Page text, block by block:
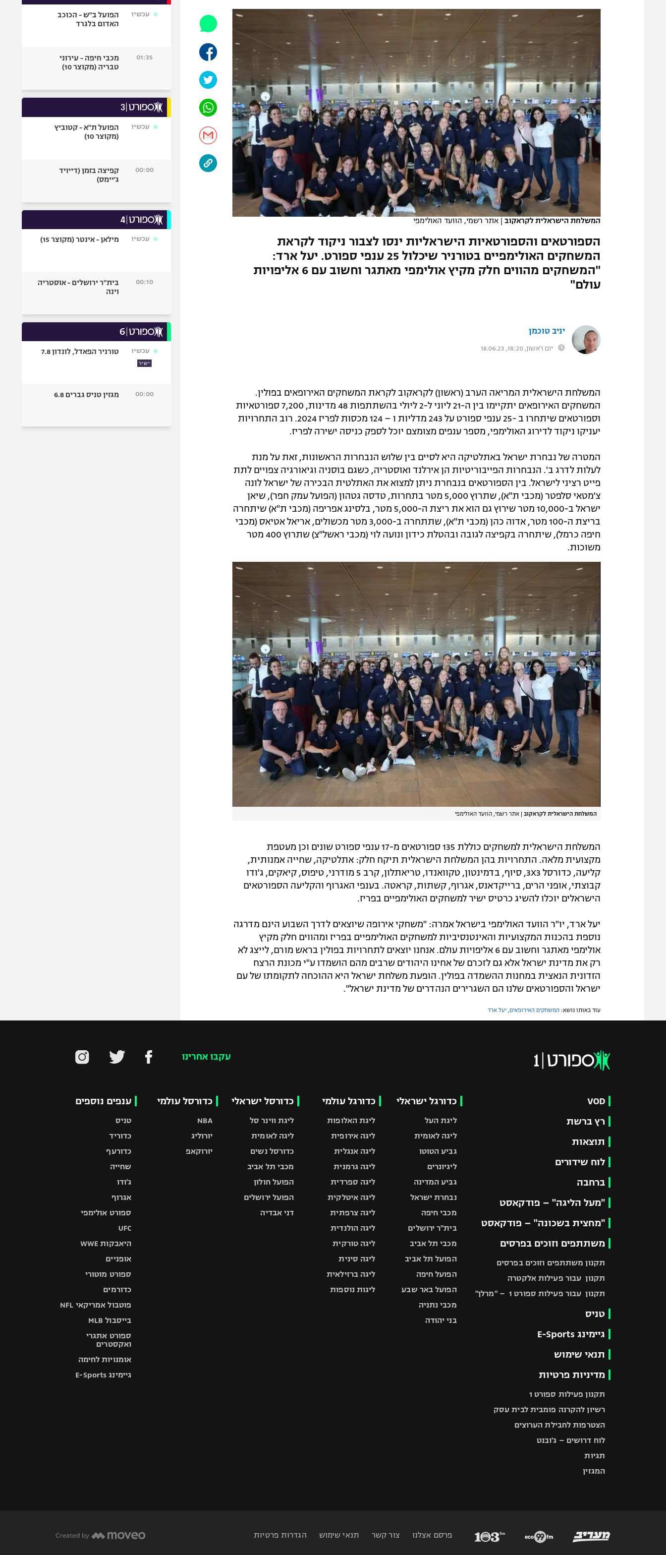
תקנון משתתפים וזוכים בפרסים
תקנון עבור פעילות אלקטרה
תקנון עבור פעילות ספורט 1 – "מרלן"
טניס
גיימינג E-Sports
תנאי שימוש
מדיניות פרטיות
תקנון פעילות ספורט 1
רשיון להקרנה פומבית לבית עסק
הצטרפות לחבילת הערוצים
לוח דרושים – ג'ובנט
המגזין
הפועל תל אביב
הפועל באר שבע
מכבי נתניה
בני יהודה
ליגה סינית
ליגה ברזילאית
ליגות נוספות
ספורט מוטורי
פוטבול אמריקאי NFL
בייסבול MLB
אומנויות לחימה
גיימינג E-Sports
המשלחת הישראלית לקראקוב | אתר רשמי, הוועד האולימפי
הספורטאים והספורטאיות הישראליות ינסו לצבור ניקוד לקראת
המשחקים האולימפיים בטורניר שיכלול 25 ענפי ספורט. יעל ארד:
"המשחקים מהווים חלק מקיץ אולימפי מאתגר וחשוב עם 6 אליפויות
עולם"
יניב טוכמן
יום ראשון, 18:20, 18.06.23
המשלחת הישראלית המריאה הערב (ראשון) לקראקוב לקראת המשחקים האירופאים בפולין.
המשחקים האירופאים יתקיימו בין ה-21 ליוני ל-2 ליולי בהשתתפות 48 מדינות, 7,200 ספורטאיות
וספורטאים שיתחרו ב -25 ענפי ספורט על 243 מדליות ו – 124 מכסות לפריז 2024. רוב התחרויות
יעניקו ניקוד לדירוג האולימפי, מספר ענפים מצומצם יוכל לספק כניסה ישירה לפריז.
המטרה של נבחרת ישראל באתלטיקה היא לסיים בין שלוש הנבחרות הראשונות, זאת על מנת
לעלות לדרג ב'. הנבחרות הפייבוריטיות הן אירלנד ואוסטריה, כשגם בוסניה וגיאורגיה צפויים לתת
פייט רציני לישראל. בין הספורטאים בנבחרת ניתן למצוא את האתלטית הבכירה של ישראל לונה
צ'מטאי סלפטר (מכבי ת"א), שתרוץ 5,000 מטר בתחרות, טדסה גטהון (הפועל עמק חפר), שיאן
ישראל ב-10,000 מטר שירוץ גם הוא את ריצת ה-5,000 מטר, בלסינג אפריפה (מכבי ת"א) שיתחרה
בריצת ה-100 מטר, אדוה כהן (מכבי ת"א), שתתחרה ב-3,000 מטר מכשולים, אריאל אטיאס (מכבי
חיפה כרמל), שיתחרה בקפיצה לגובה ובהטלת כידון ונועה לוי (מכבי ראשל"צ) שתרוץ 400 מטר
משוכות.
המשלחת הישראלית לקראקוב אתר רשמי, הוועד האולימפי
המשלחת הישראלית למשחקים כוללת 135 ספורטאים מ-17 ענפי ספורט שונים וכן מעטפת
מקצועית מלאה. התחרויות בהן המשלחת הישראלית תיקח חלק: אתלטיקה, שחייה אמנותית,
קליעה, כדורסל 3X3, סיוף, בדמינטון, טקוואנדו, טריאתלון, קרב 5 מודרני, טיפוס, קיאקים, ג'ודו
קבוצתי, אופני הרים, ברייקדאנס, אגרוף, קשתות, קראטה. בענפי האגרוף והקליעה הספורטאים
הישראלים יוכלו להשיג כרטיס ישיר למשחקים האולימפיים בפריז.
יעל ארד, יו"ר הוועד האולימפי בישראל אמרה: "משחקי אירופה שיוצאים לדרך השבוע הינם מדרגה
נוספת בהכנות המקצועיות והאינטנסיביות למשחקים האולימפיים בפריז ומהווים חלק מקיץ
אולימפי מאתגר וחשוב עם 6 אליפויות עולם. אנחנו יוצאים לתחרויות בפולין בראש מורם, לייצג לא
רק את מדינת ישראל אלא גם לזכרם של אחינו היהודים שרבים מהם הושמדו ע"י מכונת הרצח
הזדונית הנאצית במחנות ההשמדה בפולין. הופעת משלחת ישראל היא ההוכחה לתקומתו של עם
ישראל והספורטאים שלנו הם השגרירים הנהדרים של מדינת ישראל".
עוד באותו נושא: המשחקים האירופאים יעל ארד
עכשיו
הפועל ב"ש - הכוכב
האדום בלגרד
01:35
מכבי חיפה - עירוני
טבריה (מקוצר 10)
עכשיו
הפועל ת"א - קטוביץ
(מקוצר 10)
00:00
קפיצה בזמן (דייויד
ג'יימס)
עכשיו מילאן - אינטר (מקוצר 15)
00:10
בית"ר ירושלים - אוסטריה
וינה
עכשיו
ישיר
טורניר הפאדל, לונדון 7.8
00:00 מגזין טניס גברים 6.8
עקבו אחרינו
VOD
רץ ברשת
תוצאות
לוח שידורים
ברחבה
"מעל הליגה" – פודקאסט
"מחצית בשכונה" – פודקאסט
משתתפים וזוכים בפרסים
תקנון משתתפים וזוכים בפרסים
תקנון עבור פעילות אלקטרה
תקנון עבור פעילות ספורט 1 – "מרלן"
טניס
גיימינג E-Sports
תנאי שימוש
מדיניות פרטיות
תקנון פעילות ספורט 1
רשיון להקרנה פומבית לבית עסק
הצטרפות לחבילת הערוצים
לוח דרושים – ג'ובנט
תגיות
המגזין
כדורגל ישראלי
ליגת העל
ליגה לאומית
גביע הטוטו
ליגיונרים
גביע המדינה
נבחרת ישראל
מכבי חיפה
בית"ר ירושלים
מכבי תל אביב
הפועל תל אביב
הפועל חיפה
הפועל באר שבע
מכבי נתניה
בני יהודה
כדורגל עולמי
ליגת האלופות
ליגה אירופית
ליגה אנגלית
ליגה גרמנית
ליגה ספרדית
ליגה איטלקית
ליגה צרפתית
ליגה הולנדית
ליגה טורקית
ליגה סינית
ליגה ברזילאית
ליגות נוספות
כדורסל ישראלי
ליגת ווינר סל
ליגה לאומית
כדורסל נשים
מכבי תל אביב
הפועל חולון
הפועל ירושלים
דני אבדיה
כדורסל עולמי
NBA
יורוליג
יורוקאפ
ענפים נוספים
טניס
כדוריד
כדורעף
שחייה
ג'ודו
אגרוף
ספורט אולימפי
UFC
היאבקות WWE
אופניים
ספורט מוטורי
כדורמים
פוטבול אמריקאי NFL
בייסבול MLB
ספורט אתגרי
ואקסטרים
אומנויות לחימה
גיימינג E-Sports
פרסם אצלנו צור קשר תנאי שימוש הגדרות פרטיות